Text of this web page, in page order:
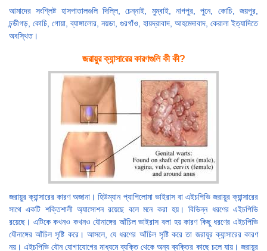
আমাদের সংশ্লিষ্ট হাসপাতালগুলি দিল্লি, চেন্নাই, মুম্বাই, নাগপুর, পুনে, কোচি, জয়পুর,
চন্ডীগড়, কোচি, গোয়া, ব্যাঙ্গালোর, নয়ডা, গুরগাঁও, হায়দ্রাবাদ, আহমেদাবাদ, কেরালা ইত্যাদিতে
অবস্থিত।
জরায়ুর ক্যান্সারের কারণগুলি কী কী?
জরায়ুর ক্যান্সারের কারণ অজানা। হিউম্যান প্যাপিলোমা ভাইরাস বা এইচপিভি জরায়ুর ক্যান্সারের
সাথে একটি শক্তিশালী অ্যাসোশন রয়েছে বলে মনে করা হয়। বিভিন্ন ধরণের এইচপিভি
রয়েছে। এটিকে কখনও কখনও যৌনাঙ্গের আঁচিল ভাইরাস বলা হয় কারণ কিছু ধরণের এইচপিভি
যৌনাঙ্গের আঁচিল সৃষ্টি করে। আসলে, যে ধরণের আঁচিল সৃষ্টি করে তা জরায়ুর ক্যান্সারের কারণ
নয়। এইচপিভি যৌন যোগাযোগের মাধ্যমে ব্যক্তি থেকে অন্য ব্যক্তির কাছে চলে যায়। জরায়ুর